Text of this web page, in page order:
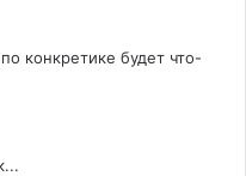
конкретике будет что-